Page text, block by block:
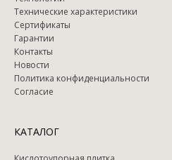
Технические характеристики
Сертификаты
Гарантии
Контакты
Новости
Политика конфиденциальности
Согласие
КАТАЛОГ